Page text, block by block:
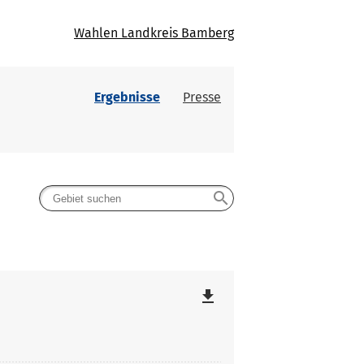
Wahlen Landkreis Bamberg
Ergebnisse Presse
search
file_download